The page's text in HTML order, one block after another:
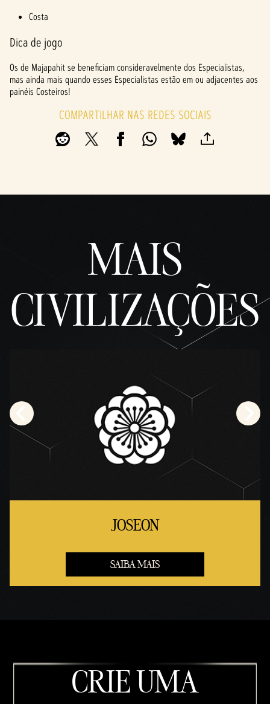
Costa
Dica de jogo
Os de Majapahit se beneficiam consideravelmente dos Especialistas,
mas ainda mais quando esses Especialistas estão em ou adjacentes aos
painéis Costeiros!
COMPARTILHAR NAS REDES SOCIAIS
MAIS
CIVILIZAÇÕES
JOSEON
SAIBA MAIS
CRIE UMA